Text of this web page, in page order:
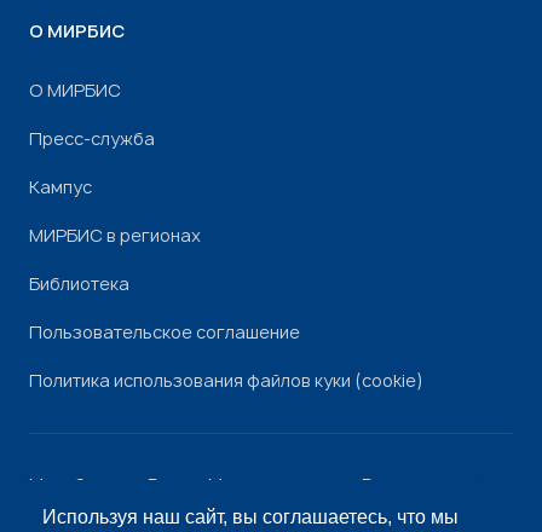
Используя наш сайт, вы соглашаетесь, что мы
О МИРБИС
О МИРБИС
Пресс-служба
Кампус
МИРБИС в регионах
Библиотека
Пользовательское соглашение
Политика использования файлов куки (cookie)
Минобрнауки России Минпросвещения России
РоскомнадзорРособрнадзор